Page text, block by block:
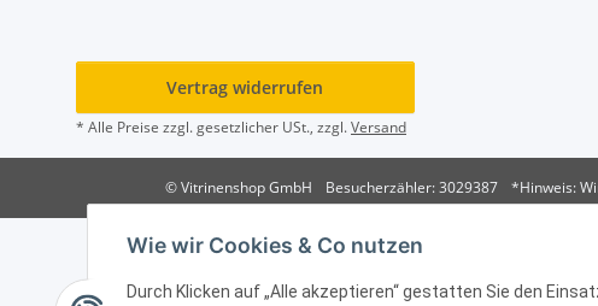
Wie wir Cookies & Co nutzen
Durch Klicken auf „Alle akzeptieren“ gestatten Sie den
Vertrag widerrufen
* Alle Preise zzgl. gesetzlicher USt., zzgl.Versand
© Vitrinenshop GmbH Besucherzähler: 3029387 *Hinweis: